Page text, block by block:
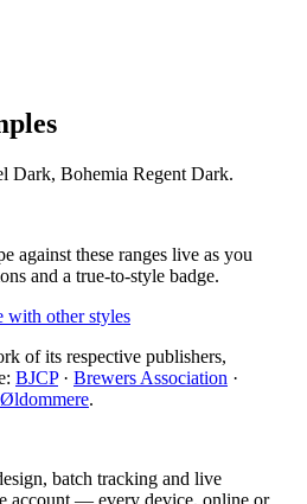
Dark, Bohemia Regent Dark.
against these ranges live as you
and a true-to-style badge.
with other styles
of its respective publishers,
BJCP· Brewers Association ·
.
batch tracking and live